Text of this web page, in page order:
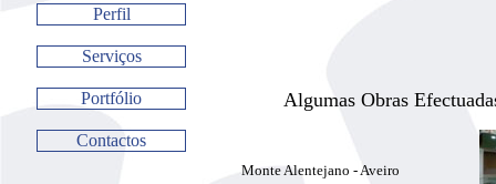
Perfil
Serviços
Portfólio
Contactos
Algumas Obras
Monte Alentejano - Aveiro